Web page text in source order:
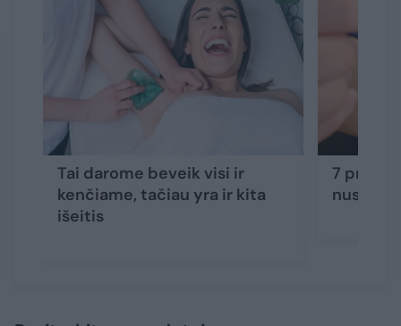
Tai darome beveik visi ir
kenčiame, tačiau yra ir kita
išeitis
7
nustoti